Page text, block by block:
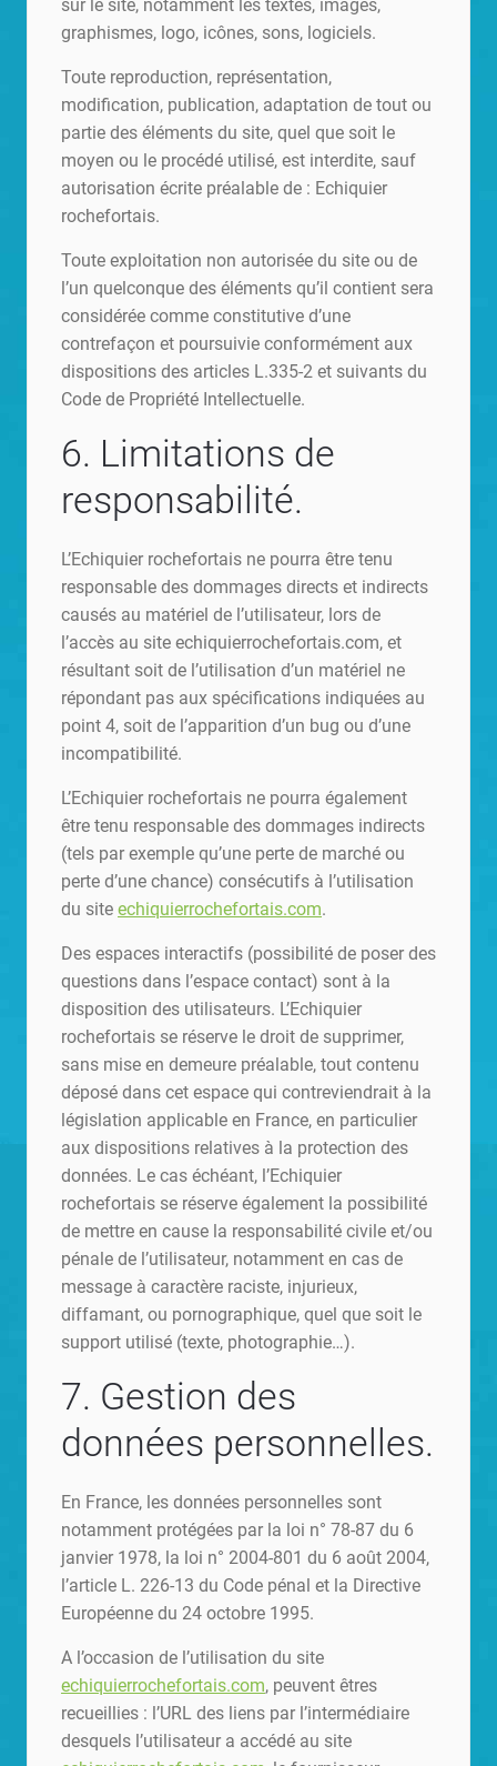
sur le site, notamment les textes, images,
graphismes, logo, icônes, sons, logiciels.
Toute reproduction, représentation,
modification, publication, adaptation de tout ou
partie des éléments du site, quel que soit le
moyen ou le procédé utilisé, est interdite, sauf
autorisation écrite préalable de : Echiquier
rochefortais.
Toute exploitation non autorisée du site ou de
l’un quelconque des éléments qu’il contient sera
considérée comme constitutive d’une
contrefaçon et poursuivie conformément aux
dispositions des articles L.335-2 et suivants du
Code de Propriété Intellectuelle.
6. Limitations de
responsabilité.
L’Echiquier rochefortais ne pourra être tenu
responsable des dommages directs et indirects
causés au matériel de l’utilisateur, lors de
l’accès au site echiquierrochefortais.com, et
résultant soit de l’utilisation d’un matériel ne
répondant pas aux spécifications indiquées au
point 4, soit de l’apparition d’un bug ou d’une
incompatibilité.
L’Echiquier rochefortais ne pourra également
être tenu responsable des dommages indirects
(tels par exemple qu’une perte de marché ou
perte d’une chance) consécutifs à l’utilisation
du site echiquierrochefortais.com.
Des espaces interactifs (possibilité de poser des
questions dans l’espace contact) sont à la
disposition des utilisateurs. L’Echiquier
rochefortais se réserve le droit de supprimer,
sans mise en demeure préalable, tout contenu
déposé dans cet espace qui contreviendrait à la
législation applicable en France, en particulier
aux dispositions relatives à la protection des
données. Le cas échéant, l’Echiquier
rochefortais se réserve également la possibilité
de mettre en cause la responsabilité civile et/ou
pénale de l’utilisateur, notamment en cas de
message à caractère raciste, injurieux,
diffamant, ou pornographique, quel que soit le
support utilisé (texte, photographie…).
7. Gestion des
données personnelles.
En France, les données personnelles sont
notamment protégées par la loi n° 78-87 du 6
janvier 1978, la loi n° 2004-801 du 6 août 2004,
l’article L. 226-13 du Code pénal et la Directive
Européenne du 24 octobre 1995.
A l’occasion de l’utilisation du site
echiquierrochefortais.com, peuvent êtres
recueillies : l’URL des liens par l’intermédiaire
desquels l’utilisateur a accédé au site